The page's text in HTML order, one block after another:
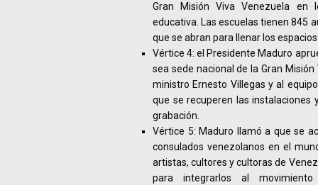
Gran Misión Viva Venezuela en
educativa. Las escuelas tienen 845
que se abran para llenar los
Vértice 4: el Presidente Maduro
sea sede nacional de la Gran
ministro Ernesto Villegas y al
que se recuperen las instalaciones
grabación.
Vértice 5: Maduro llamó a que se
consulados venezolanos en el
artistas, cultores y cultoras de
para integrarlos al